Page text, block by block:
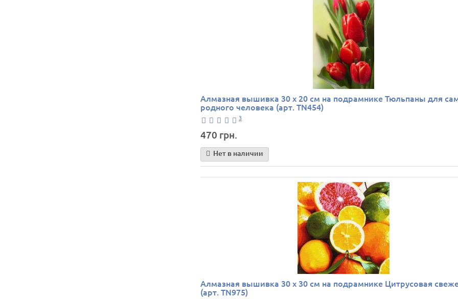
Алмазная вышивка 30 х 20 см на подрамнике Тюльпаны для
родного человека (арт. TN454)
3
470 грн.
Нет в наличии
Алмазная вышивка 30 х 30 см на подрамнике Цитрусовая
(арт. TN975)